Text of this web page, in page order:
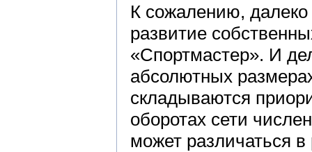
К сожалению, далеко
развитие
«Спортмастер». И
абсолютных
складываются
оборотах сети
может различаться